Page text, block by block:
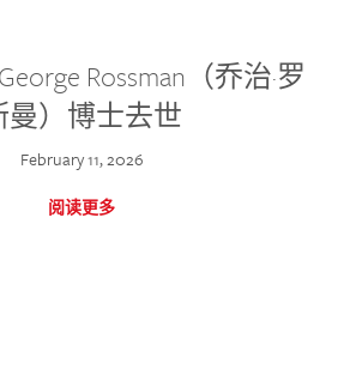
Rossman（乔治·罗
曼）博士去世
February 11, 2026
阅读更多